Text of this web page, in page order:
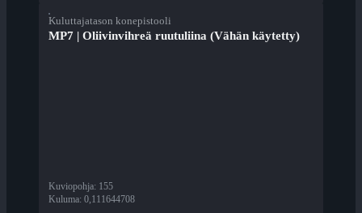
Kuluttajatason konepistooli
MP7 | Oliivinvihreä ruutuliina (Vähän käytetty)
Kuviopohja: 155
Kuluma: 0,111644708